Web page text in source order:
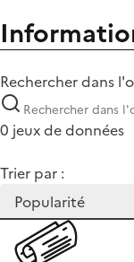
Rechercher dans
0 jeux de données
Trier par :